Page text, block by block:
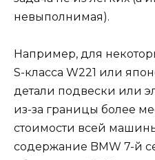
невыполнимая).
Например, для
S-класса W221 или
детали подвески или
из-за границы более
стоимости всей
содержание BMW 7-й